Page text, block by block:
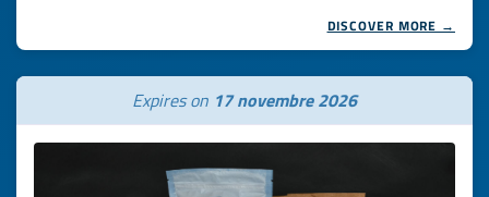
DISCOVER MORE →
Expires on 17 novembre 2026